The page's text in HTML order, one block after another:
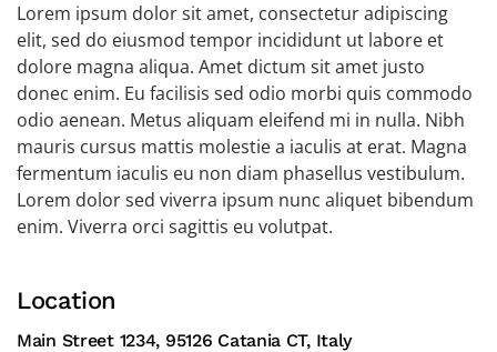
Lorem ipsum dolor sit amet, consectetur adipiscing
elit, sed do eiusmod tempor incididunt ut labore et
dolore magna aliqua. Amet dictum sit amet justo
donec enim. Eu facilisis sed odio morbi quis commodo
odio aenean. Metus aliquam eleifend mi in nulla. Nibh
mauris cursus mattis molestie a iaculis at erat. Magna
fermentum iaculis eu non diam phasellus vestibulum.
Lorem dolor sed viverra ipsum nunc aliquet bibendum
enim. Viverra orci sagittis eu volutpat.
Location
Main Street 1234, 95126 Catania CT, Italy